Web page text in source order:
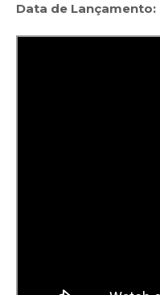
Data de Lançamento: